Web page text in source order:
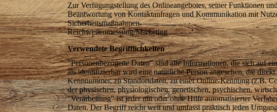
Zur Verfügungstellung des Onlineangebotes, seiner Funktionen
Beantwortung von Kontaktanfragen und Kommunikation mit
Sicherheitsmaßnahmen.
Reichweitenmessung/Marketing
Verwendete Begrifflichkeiten
"Personenbezogene Daten" sind alle Informationen, die sich auf
als identifizierbar wird eine natürliche Person angesehen, die
Kennnummer, zu Standortdaten, zu einer Online-Kennung (z.B.
der physischen, physiologischen, genetischen, psychischen,
"Verarbeitung" ist jeder mit oder ohne Hilfe automatisierter
Daten. Der Begriff reicht weit und umfasst praktisch jeden